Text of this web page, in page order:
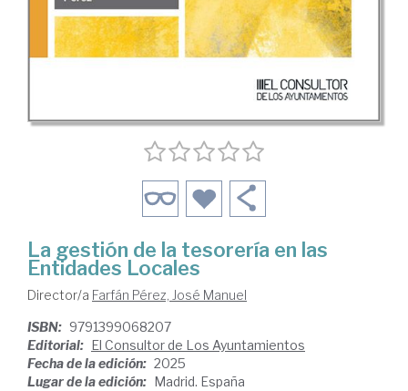
La gestión de la tesorería en las
Entidades Locales
Director/a Farfán Pérez, José Manuel
ISBN: 9791399068207
Editorial: El Consultor de Los Ayuntamientos
Fecha de la edición: 2025
Lugar de la edición: Madrid. España